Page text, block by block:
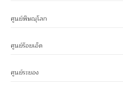
ศูนย์พิษณุโลก
ศูนย์ร้อยเอ็ด
ศูนย์ระยอง